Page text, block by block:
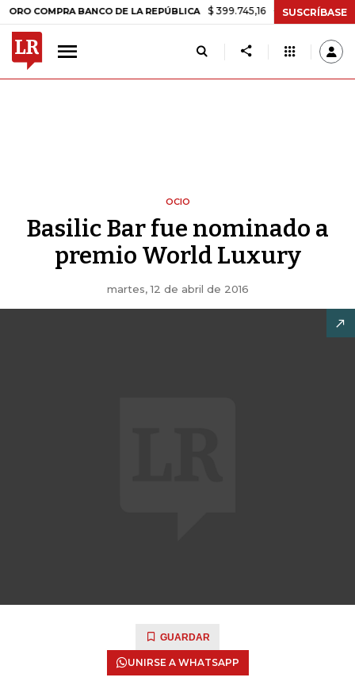
BANCO DE LA REPÚBLICA $ 399.745,16 +$ 2.295,71 +0,58%
SUSCRÍBASE
OCIO
Basilic Bar fue nominado a
premio World Luxury
martes, 12 de abril de 2016
GUARDAR
UNIRSE A WHATSAPP